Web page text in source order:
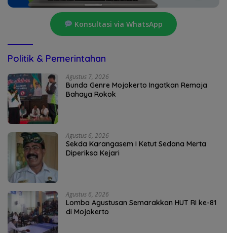
Konsultasi via WhatsApp
Politik & Pemerintahan
Agustus 7, 2026
Bunda Genre Mojokerto Ingatkan Remaja
Bahaya Rokok
Agustus 6, 2026
Sekda Karangasem I Ketut Sedana Merta
Diperiksa Kejari
Agustus 6, 2026
Lomba Agustusan Semarakkan HUT RI ke-81
di Mojokerto